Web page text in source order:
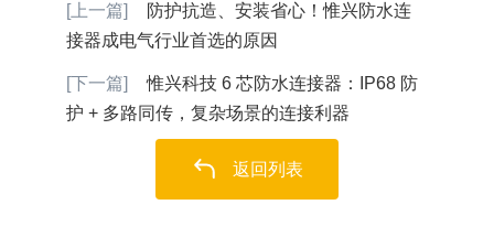
[上一篇]
防护抗造、安装省心！惟兴防水连
接器成电气行业首选的原因
[下一篇]
惟兴科技 6 芯防水连接器：IP68 防
护 + 多路同传，复杂场景的连接利器
返回列表